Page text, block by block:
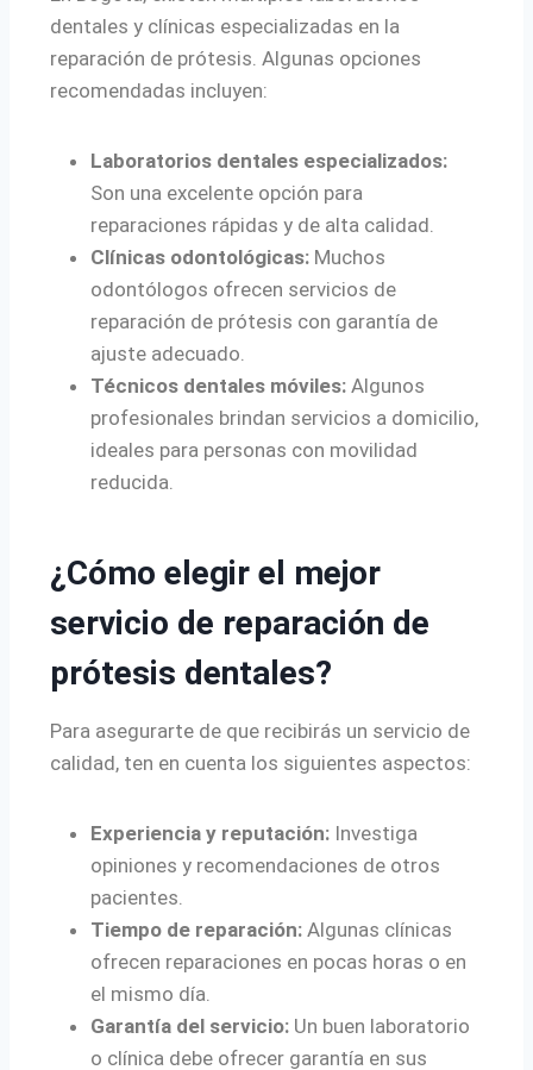
dentales y clínicas especializadas en la
reparación de prótesis. Algunas opciones
recomendadas incluyen:
Laboratorios dentales especializados:
Son una excelente opción para
reparaciones rápidas y de alta calidad.
Clínicas odontológicas: Muchos
odontólogos ofrecen servicios de
reparación de prótesis con garantía de
ajuste adecuado.
Técnicos dentales móviles: Algunos
profesionales brindan servicios a domicilio,
ideales para personas con movilidad
reducida.
¿Cómo elegir el mejor
servicio de reparación de
prótesis dentales?
Para asegurarte de que recibirás un servicio de
calidad, ten en cuenta los siguientes aspectos:
Experiencia y reputación: Investiga
opiniones y recomendaciones de otros
pacientes.
Tiempo de reparación: Algunas clínicas
ofrecen reparaciones en pocas horas o en
el mismo día.
Garantía del servicio: Un buen laboratorio
o clínica debe ofrecer garantía en sus